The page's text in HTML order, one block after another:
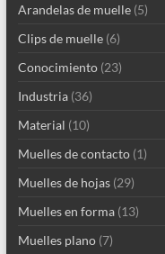
Arandelas de muelle(5)
Clips de muelle(6)
Conocimiento(23)
Industria(36)
Material (10)
Muelles de contacto(1)
Muelles de hojas(29)
Muelles en forma(13)
Muelles plano(7)